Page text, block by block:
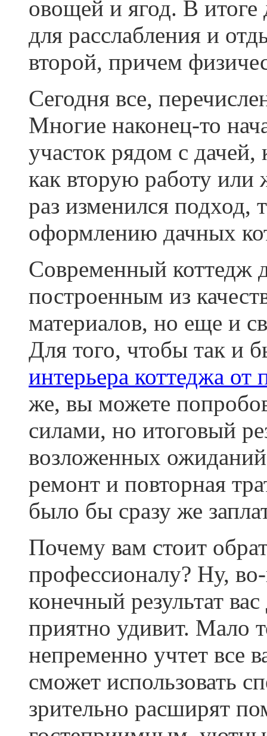
овощей и ягод. В итоге
для расслабления и
второй, причем
Сегодня все,
Многие наконец-то
участок рядом с дачей,
как вторую работу
раз изменился подход,
оформлению дачных
Современный коттедж
построенным из
материалов, но еще и
Для того, чтобы так и
интерьера коттеджа от
же, вы можете
силами, но итоговый
возложенных
ремонт и повторная
было бы сразу же
Почему вам стоит
профессионалу? Ну,
конечный результат
приятно удивит. Мало
непременно учтет все
сможет использовать
зрительно расширят